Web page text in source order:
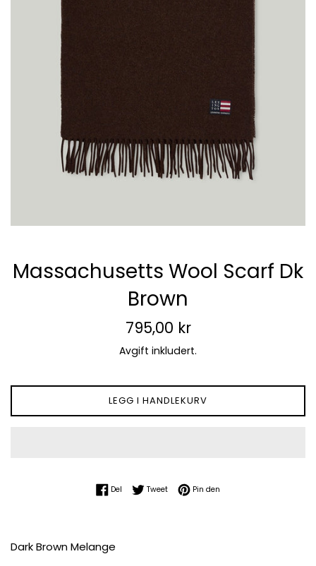
Massachusetts Wool Scarf Dk
Brown
Vanlig
795,00 kr
Avgift inkludert.
LEGG I HANDLEKURV
Del Del på Facebook
TweetTweet på Twitter
Pin den
Dark Brown Melange